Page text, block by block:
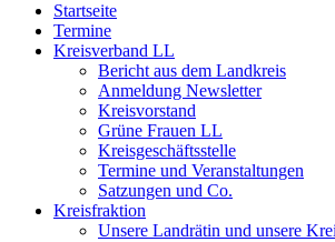
Startseite
Termine
Kreisverband LL
Bericht aus dem Landkreis
Anmeldung Newsletter
Kreisvorstand
Grüne Frauen LL
Kreisgeschäftsstelle
Termine und Veranstaltungen
Satzungen und Co.
Kreisfraktion
Unsere Landrätin und unsere